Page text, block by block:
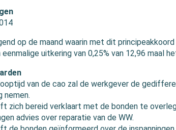
op de maand waarin met dit
uitkering van 0,25% van 12,96 maal
van de cao zal de werkgever de
nemen.
zich bereid verklaart met de bonden te
advies over reparatie van de WW.